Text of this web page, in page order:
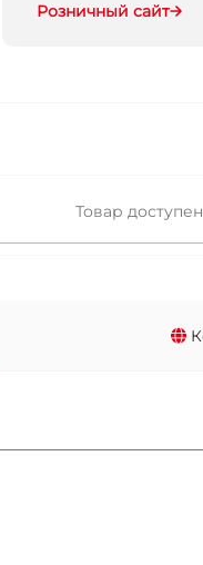
Розничный сайт
Товар